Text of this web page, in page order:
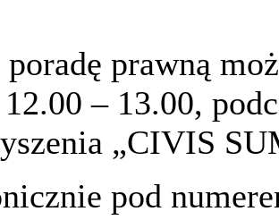
poradę prawną
– 13.00,
„CIVIS
pod